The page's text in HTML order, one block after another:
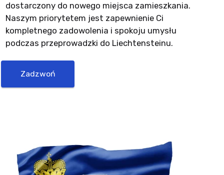
dostarczony do nowego miejsca zamieszkania.
Naszym priorytetem jest zapewnienie Ci
kompletnego zadowolenia i spokoju umysłu
podczas przeprowadzki do Liechtensteinu.
Zadzwoń